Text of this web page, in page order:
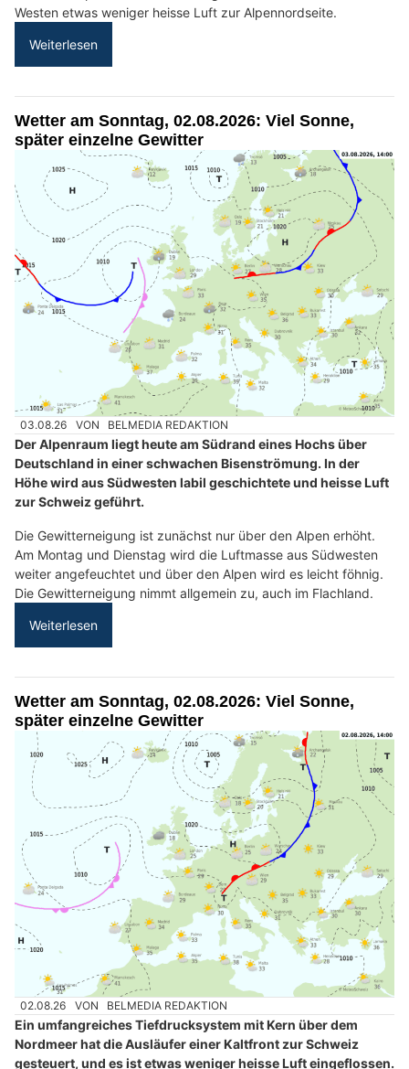
Westen etwas weniger heisse Luft zur Alpennordseite.
Weiterlesen
Wetter am Sonntag, 02.08.2026: Viel Sonne,
später einzelne Gewitter
03.08.26 VON BELMEDIA REDAKTION
Der Alpenraum liegt heute am Südrand eines Hochs über
Deutschland in einer schwachen Bisenströmung. In der
Höhe wird aus Südwesten labil geschichtete und heisse Luft
zur Schweiz geführt.
Die Gewitterneigung ist zunächst nur über den Alpen erhöht.
Am Montag und Dienstag wird die Luftmasse aus Südwesten
weiter angefeuchtet und über den Alpen wird es leicht föhnig.
Die Gewitterneigung nimmt allgemein zu, auch im Flachland.
Weiterlesen
Wetter am Sonntag, 02.08.2026: Viel Sonne,
später einzelne Gewitter
02.08.26 VON BELMEDIA REDAKTION
Ein umfangreiches Tiefdrucksystem mit Kern über dem
Nordmeer hat die Ausläufer einer Kaltfront zur Schweiz
gesteuert, und es ist etwas weniger heisse Luft eingeflossen.